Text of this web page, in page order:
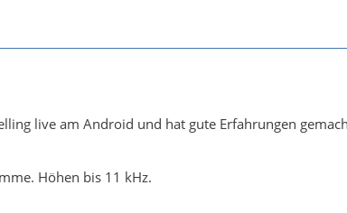
live am Android und hat gute Erfahrungen
Höhen bis 11 kHz.